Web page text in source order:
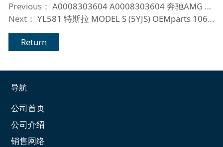
Previous： A0008303604 A0008303604 奔驰AMG GT (X290) 2019-_副本 (4)
Next： YL581 特斯拉 MODEL S (5YJS) OEMparts 106336900E 106336900F 106336900D
Return
导航
公司首页
公司介绍
销售网络